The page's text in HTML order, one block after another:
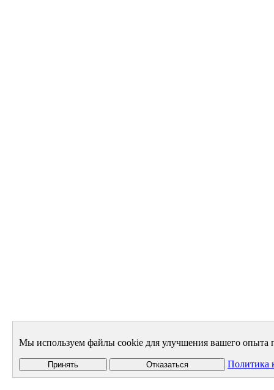
Мы используем файлы cookie для улучшения вашего опыта
Принять Отказаться Политика